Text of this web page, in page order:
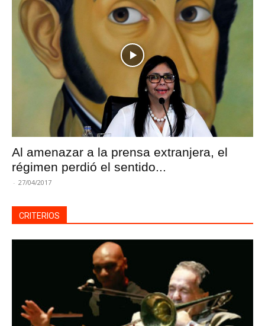
Al amenazar a la prensa extranjera, el
régimen perdió el sentido...
- 27/04/2017
CRITERIOS